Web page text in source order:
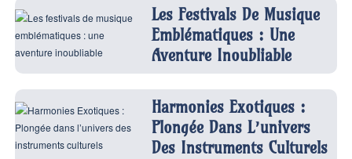
Les Festivals De Musique
Emblématiques : Une
Aventure Inoubliable
Harmonies Exotiques :
Plongée Dans L’univers
Des Instruments Culturels